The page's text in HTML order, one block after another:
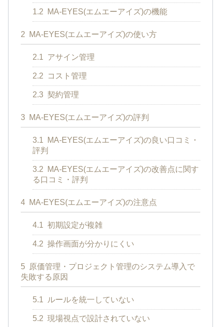
1.2 MA-EYES(エムエーアイズ)の機能
2 MA-EYES(エムエーアイズ)の使い方
2.1 アサイン管理
2.2 コスト管理
2.3 契約管理
3 MA-EYES(エムエーアイズ)の評判
3.1
MA-EYES(エムエーアイズ)の良い口コミ・
評判
3.2
MA-EYES(エムエーアイズ)の改善点に関す
る口コミ・評判
4 MA-EYES(エムエーアイズ)の注意点
4.1 初期設定が複雑
4.2 操作画面が分かりにくい
5 原価管理・プロジェクト管理のシステム導入で
失敗する原因
5.1 ルールを統一していない
5.2 現場視点で設計されていない